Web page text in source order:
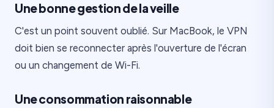
Une bonne gestion de la veille
C'est un point souvent oublié. Sur MacBook, le VPN
doit bien se reconnecter après l'ouverture de l'écran
ou un changement de Wi-Fi.
Une consommation raisonnable